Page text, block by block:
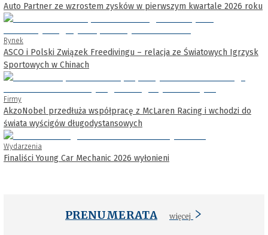
Auto Partner ze wzrostem zysków w pierwszym kwartale 2026 roku
Rynek
ASCO i Polski Związek Freedivingu – relacja ze Światowych Igrzysk
Sportowych w Chinach
Firmy
AkzoNobel przedłuża współpracę z McLaren Racing i wchodzi do
świata wyścigów długodystansowych
Wydarzenia
Finaliści Young Car Mechanic 2026 wyłonieni
PRENUMERATA więcej